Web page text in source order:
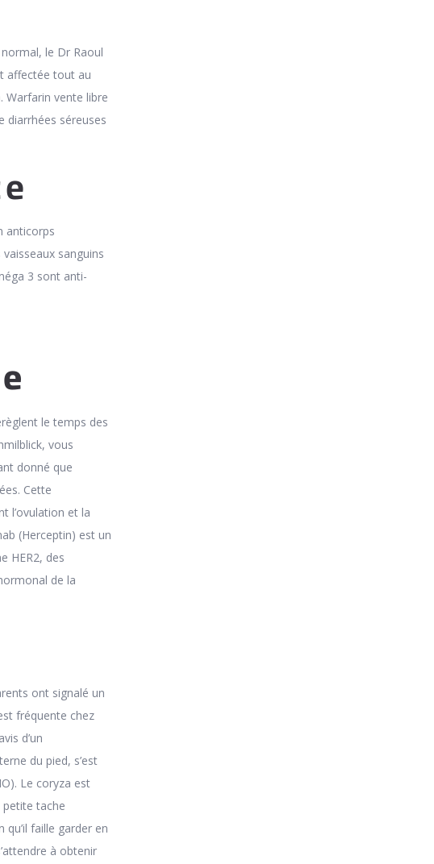
le Dr Raoul
affectée tout au
Warfarin vente libre
diarrhées séreuses
anticorps
sanguins
3 sont anti-
le temps des
vous
donné que
Cette
l’ovulation et la
(Herceptin) est un
HER2, des
de la
ont signalé un
fréquente chez
d’un
du pied, s’est
Le coryza est
petite tache
faille garder en
à obtenir